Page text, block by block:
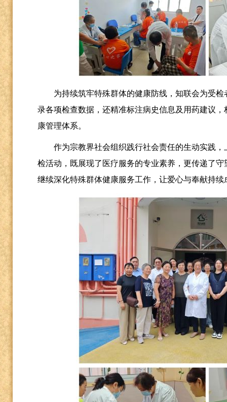
为持续筑牢特殊群体的健康防线，知联会为受
录各项检查数据，还精准标注病史信息及用药建议
康管理体系。
作为宗教界社会组织践行社会责任的生动实践
检活动，既展现了医疗服务的专业素养，更传递了
继续深化特殊群体健康服务工作，让爱心与奉献持